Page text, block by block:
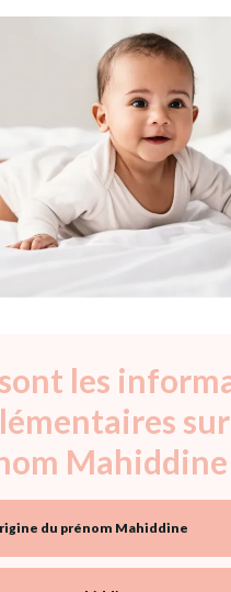
les
Mahiddine
du prénom Mahiddine